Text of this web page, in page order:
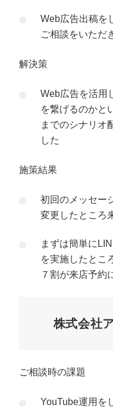
Web広告出稿を
ご相談をいただ
解決策
Web広告を活用
を繋げるのかと
までのシナリオ
した
施策結果
初回のメッセー
変更したところ
まずは簡単に
を実施したとこ
７割が来店予約
株式会社
ご相談時の課題
YouTube運用を